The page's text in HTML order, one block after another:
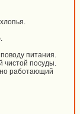
питания.
посуды.
работающий